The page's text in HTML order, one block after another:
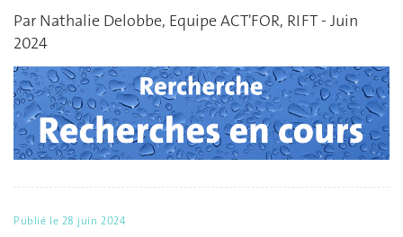
Par Nathalie Delobbe, Equipe ACT'FOR, RIFT - Juin
2024
Publié le 28 juin 2024